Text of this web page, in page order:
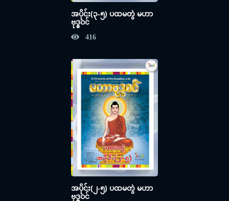
အပိုင်း(၃-၅) ပထမတွဲ မဟာ
ဗုဒ္ဓဝင်
416
အပိုင်း(၂-၅) ပထမတွဲ မဟာ
ဗုဒ္ဓဝင်